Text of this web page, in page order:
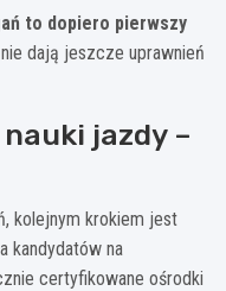
to dopiero pierwszy
dają jeszcze uprawnień
jazdy –
kolejnym krokiem jest
kandydatów na
certyfikowane ośrodki